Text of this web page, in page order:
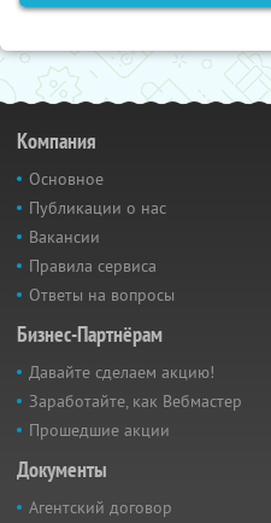
Компания
Основное
Публикации о нас
Вакансии
Правила сервиса
Ответы на вопросы
Бизнес-Партнёрам
Давайте сделаем акцию!
Заработайте, как Вебмастер
Прошедшие акции
Документы
Агентский договор